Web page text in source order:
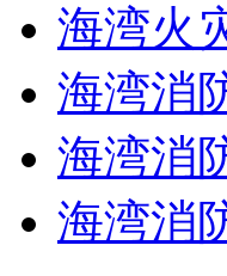
海湾火
海湾消
海湾消
海湾消